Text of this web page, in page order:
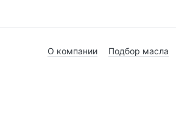
О компании Подбор масла